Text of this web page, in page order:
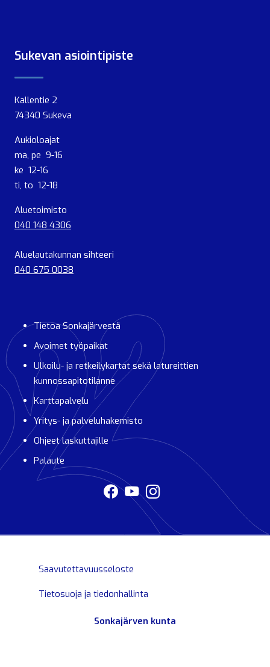
Sukevan asiointipiste
Kallentie 2
74340 Sukeva
Aukioloajat
ma, pe 9-16
ke 12-16
ti, to 12-18
Aluetoimisto
040 148 4306
Aluelautakunnan sihteeri
040 675 0038
Tietoa Sonkajärvestä
Avoimet työpaikat
Ulkoilu- ja retkeilykartat sekä latureittien
kunnossapitotilanne
Karttapalvelu
Yritys- ja palveluhakemisto
Ohjeet laskuttajille
Palaute
Sonkajärven kunta
Saavutettavuusseloste
Tietosuoja ja tiedonhallinta